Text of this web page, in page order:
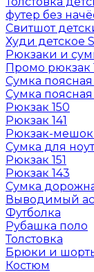
футер без
Свитшот
Худи детское
Рюкзаки и
Промо рюкзак
Сумка поясная
Сумка поясная
Рюкзак 150
Рюкзак 141
Рюкзак-мешок
Сумка для
Рюкзак 151
Рюкзак 143
Сумка
Выводимый
Футболка
Рубашка поло
Толстовка
Брюки и
Костюм